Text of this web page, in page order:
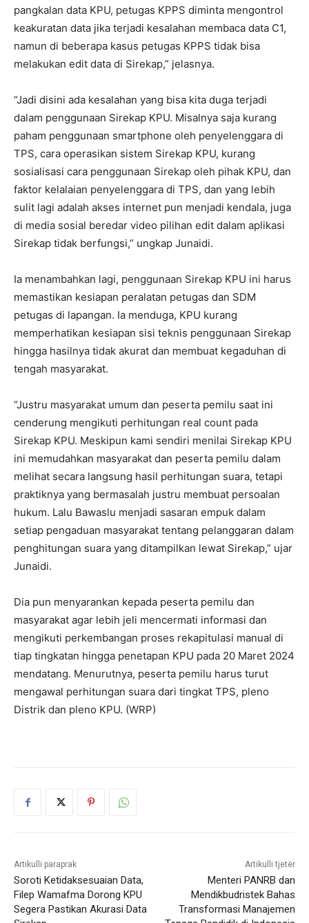
pangkalan data KPU, petugas KPPS diminta mengontrol
keakuratan data jika terjadi kesalahan membaca data C1,
namun di beberapa kasus petugas KPPS tidak bisa
melakukan edit data di Sirekap,” jelasnya.
“Jadi disini ada kesalahan yang bisa kita duga terjadi
dalam penggunaan Sirekap KPU. Misalnya saja kurang
paham penggunaan smartphone oleh penyelenggara di
TPS, cara operasikan sistem Sirekap KPU, kurang
sosialisasi cara penggunaan Sirekap oleh pihak KPU, dan
faktor kelalaian penyelenggara di TPS, dan yang lebih
sulit lagi adalah akses internet pun menjadi kendala, juga
di media sosial beredar video pilihan edit dalam aplikasi
Sirekap tidak berfungsi,” ungkap Junaidi.
Ia menambahkan lagi, penggunaan Sirekap KPU ini harus
memastikan kesiapan peralatan petugas dan SDM
petugas di lapangan. Ia menduga, KPU kurang
memperhatikan kesiapan sisi teknis penggunaan Sirekap
hingga hasilnya tidak akurat dan membuat kegaduhan di
tengah masyarakat.
“Justru masyarakat umum dan peserta pemilu saat ini
cenderung mengikuti perhitungan real count pada
Sirekap KPU. Meskipun kami sendiri menilai Sirekap KPU
ini memudahkan masyarakat dan peserta pemilu dalam
melihat secara langsung hasil perhitungan suara, tetapi
praktiknya yang bermasalah justru membuat persoalan
hukum. Lalu Bawaslu menjadi sasaran empuk dalam
setiap pengaduan masyarakat tentang pelanggaran dalam
penghitungan suara yang ditampilkan lewat Sirekap,” ujar
Junaidi.
Dia pun menyarankan kepada peserta pemilu dan
masyarakat agar lebih jeli mencermati informasi dan
mengikuti perkembangan proses rekapitulasi manual di
tiap tingkatan hingga penetapan KPU pada 20 Maret 2024
mendatang. Menurutnya, peserta pemilu harus turut
mengawal perhitungan suara dari tingkat TPS, pleno
Distrik dan pleno KPU. (WRP)
Artikulli paraprak
Soroti Ketidaksesuaian Data,
Filep Wamafma Dorong KPU
Segera Pastikan Akurasi Data
Artikulli tjetër
Menteri PANRB dan
Mendikbudristek Bahas
Transformasi Manajemen